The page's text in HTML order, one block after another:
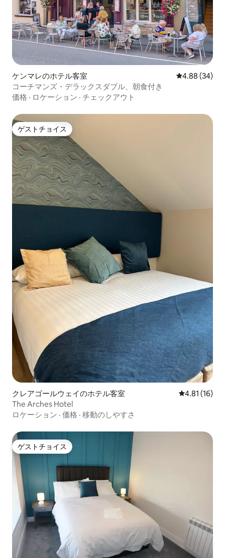
ケンマレのホテル客室 レビュー34
4.88 (34)
コーチマンズ・デラックスダブル、朝食付き
価格 · ロケーション · チェックアウト
ゲストチョイス
ゲストチョイス
クレアゴールウェイのホテル客室 レビュー16
4.81 (16)
The Arches Hotel
ロケーション · 価格 · 移動のしやすさ
ゲストチョイス
ゲストチョイス